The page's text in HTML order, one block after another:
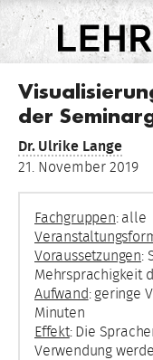
der
Dr. Ulrike Lange
21. November 2019
Fachgruppen: alle
Voraussetzungen:
Mehrsprachigkeit
Aufwand: geringe
Minuten
Effekt: Die
Verwendung